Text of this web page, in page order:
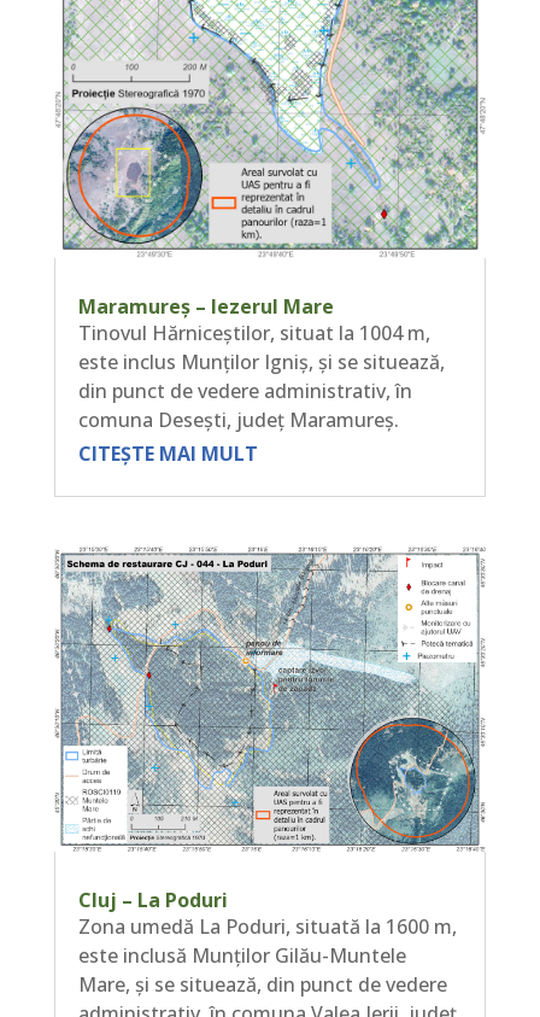
Maramureș – Iezerul Mare
Tinovul Hărniceștilor, situat la 1004 m,
este inclus Munților Igniș, și se situează,
din punct de vedere administrativ, în
comuna Desești, județ Maramureș.
CITEȘTE MAI MULT
Cluj – La Poduri
Zona umedă La Poduri, situată la 1600 m,
este inclusă Munților Gilău-Muntele
Mare, și se situează, din punct de vedere